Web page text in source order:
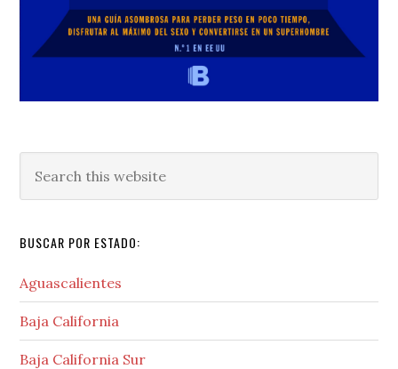
this
BUSCAR POR ESTADO:
Aguascalientes
Baja California
Baja California Sur